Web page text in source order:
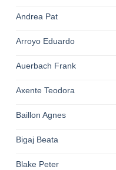
Andrea Pat
Arroyo Eduardo
Auerbach Frank
Axente Teodora
Baillon Agnes
Bigaj Beata
Blake Peter